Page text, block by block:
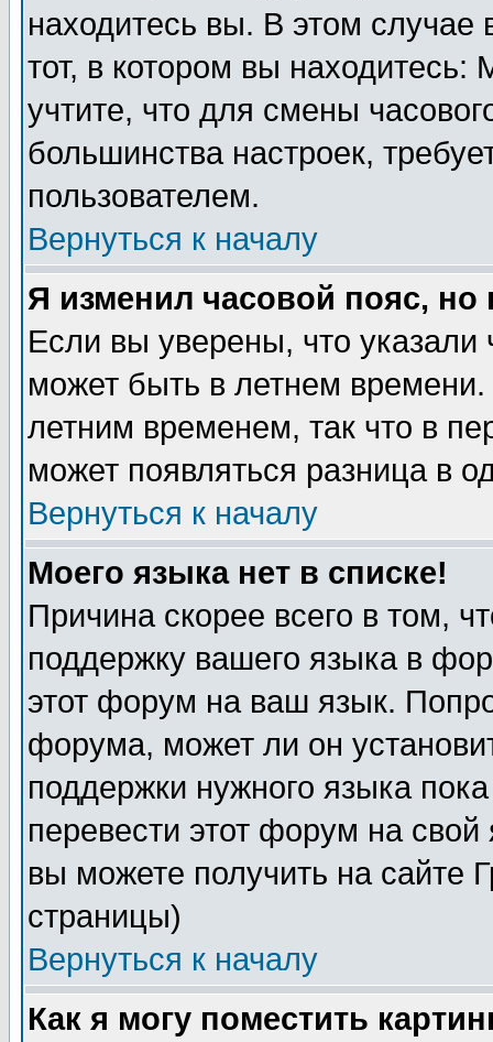
находитесь вы. В этом
тот, в котором вы
учтите, что для смены
большинства настроек,
пользователем.
Вернуться к началу
Я изменил часовой пояс,
Если вы уверены, что указали
может быть в летнем
летним временем, так что в
может появляться разница в
Вернуться к началу
Моего языка нет в списке!
Причина скорее всего в том,
поддержку вашего языка в
этот форум на ваш язык.
форума, может ли он
поддержки нужного языка
перевести этот форум на
вы можете получить на сайте
страницы)
Вернуться к началу
Как я могу поместить